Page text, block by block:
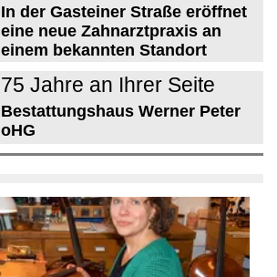
In der Gasteiner Straße eröffnet
eine neue Zahnarztpraxis an
einem bekannten Standort
75 Jahre an Ihrer Seite
Bestattungshaus Werner Peter
oHG